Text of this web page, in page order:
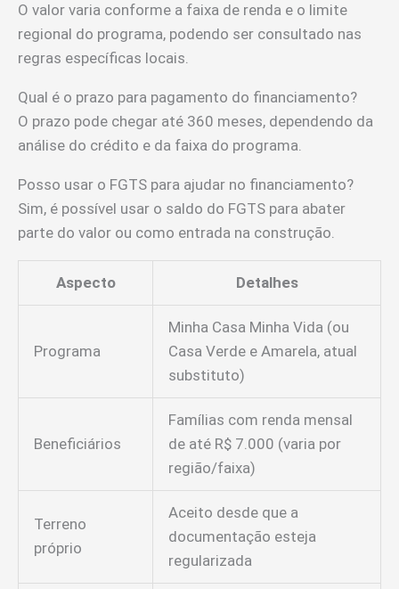
O valor varia conforme a faixa de renda e o limite
regional do programa, podendo ser consultado nas
regras específicas locais.
Qual é o prazo para pagamento do financiamento?
O prazo pode chegar até 360 meses, dependendo da
análise do crédito e da faixa do programa.
Posso usar o FGTS para ajudar no financiamento?
Sim, é possível usar o saldo do FGTS para abater
parte do valor ou como entrada na construção.
Aspecto Detalhes
Programa
Minha Casa Minha Vida (ou
Casa Verde e Amarela, atual
substituto)
Beneficiários
Famílias com renda mensal
de até R$ 7.000 (varia por
região/faixa)
Terreno
próprio
Aceito desde que a
documentação esteja
regularizada